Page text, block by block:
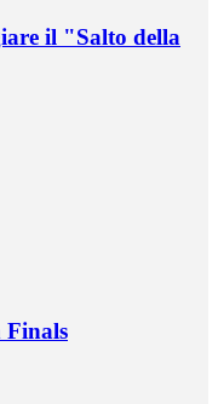
il "Salto della
Finals